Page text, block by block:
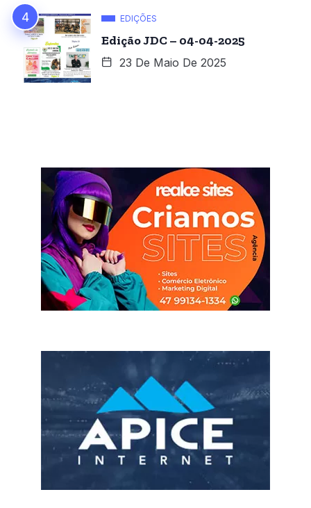
EDIÇÕES
Edição JDC – 04-04-2025
23 De Maio De 2025